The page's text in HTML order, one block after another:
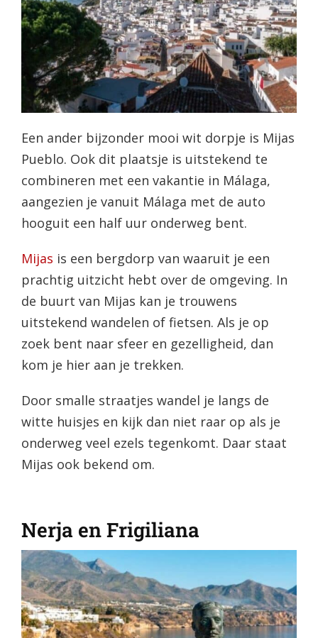
Een ander bijzonder mooi wit dorpje is Mijas
Pueblo. Ook dit plaatsje is uitstekend te
combineren met een vakantie in Málaga,
aangezien je vanuit Málaga met de auto
hooguit een half uur onderweg bent.
Mijas is een bergdorp van waaruit je een
prachtig uitzicht hebt over de omgeving. In
de buurt van Mijas kan je trouwens
uitstekend wandelen of fietsen. Als je op
zoek bent naar sfeer en gezelligheid, dan
kom je hier aan je trekken.
Door smalle straatjes wandel je langs de
witte huisjes en kijk dan niet raar op als je
onderweg veel ezels tegenkomt. Daar staat
Mijas ook bekend om.
Nerja en Frigiliana